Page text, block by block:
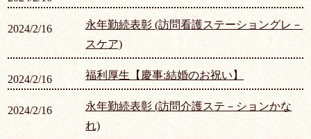
2024/2/16
永年勤続表彰 (訪問看護ステーショングレ－
スケア)
2024/2/16 福利厚生【慶事:結婚のお祝い】
2024/2/16
永年勤続表彰 (訪問介護ステ－ションかな
れ)